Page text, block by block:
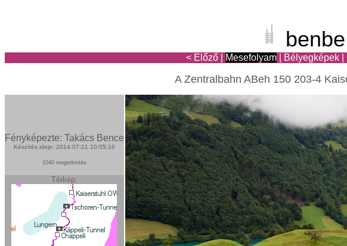
< Előző Mesefolyam Bélyegképek
A Zentralbahn ABeh 150 203-4
Fényképezte: Takács Bence
Készítés ideje: 2014:07:21 10:05:16
1040 megtekintés
Térkép: